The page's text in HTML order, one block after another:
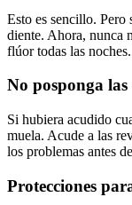
Esto es sencillo. Pero
diente. Ahora, nunca
flúor todas las noches.
No posponga
Si hubiera acudido
muela. Acude a las
los problemas antes
Protecciones